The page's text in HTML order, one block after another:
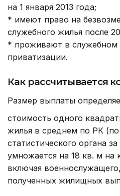
на 1 января 2013 года;
* имеют право на
служебного жилья после
* проживают в
приватизации.
Как рассчитывается
Размер выплаты
стоимость одного
жилья в среднем по РК
статистического органа
умножается на 18 кв. м на
включая
полученных жилищных